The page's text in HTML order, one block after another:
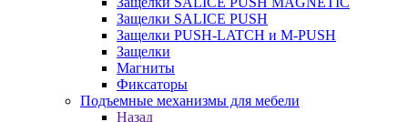
Защелки SALICE PUSH
Защелки PUSH-LATCH и M-PUSH
Защелки
Магниты
Фиксаторы
Подъемные механизмы для мебели
Назад